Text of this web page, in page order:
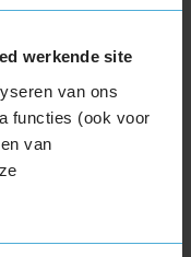
werkende site
van ons
functies (ook voor
van